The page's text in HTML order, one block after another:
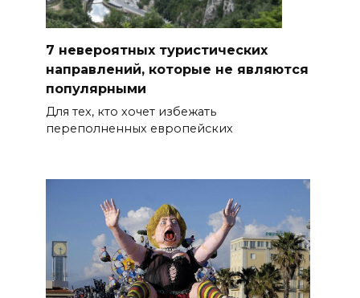
7 невероятных туристических
направлений, которые не являются
популярными
Для тех, кто хочет избежать
переполненных европейских